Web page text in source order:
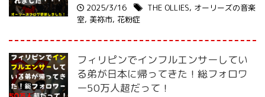
2025/3/16 THE OLLIES, オーリーズの音楽
室, 美祢市, 花粉症
フィリピンでインフルエンサーしてい
る弟が日本に帰ってきた！総フォロワ
ー50万人超だって！